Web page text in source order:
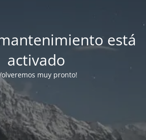
está
activado
muy pronto!